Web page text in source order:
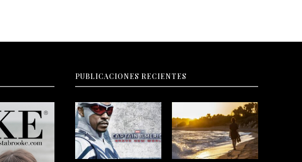
PUBLICACIONES RECIENTES